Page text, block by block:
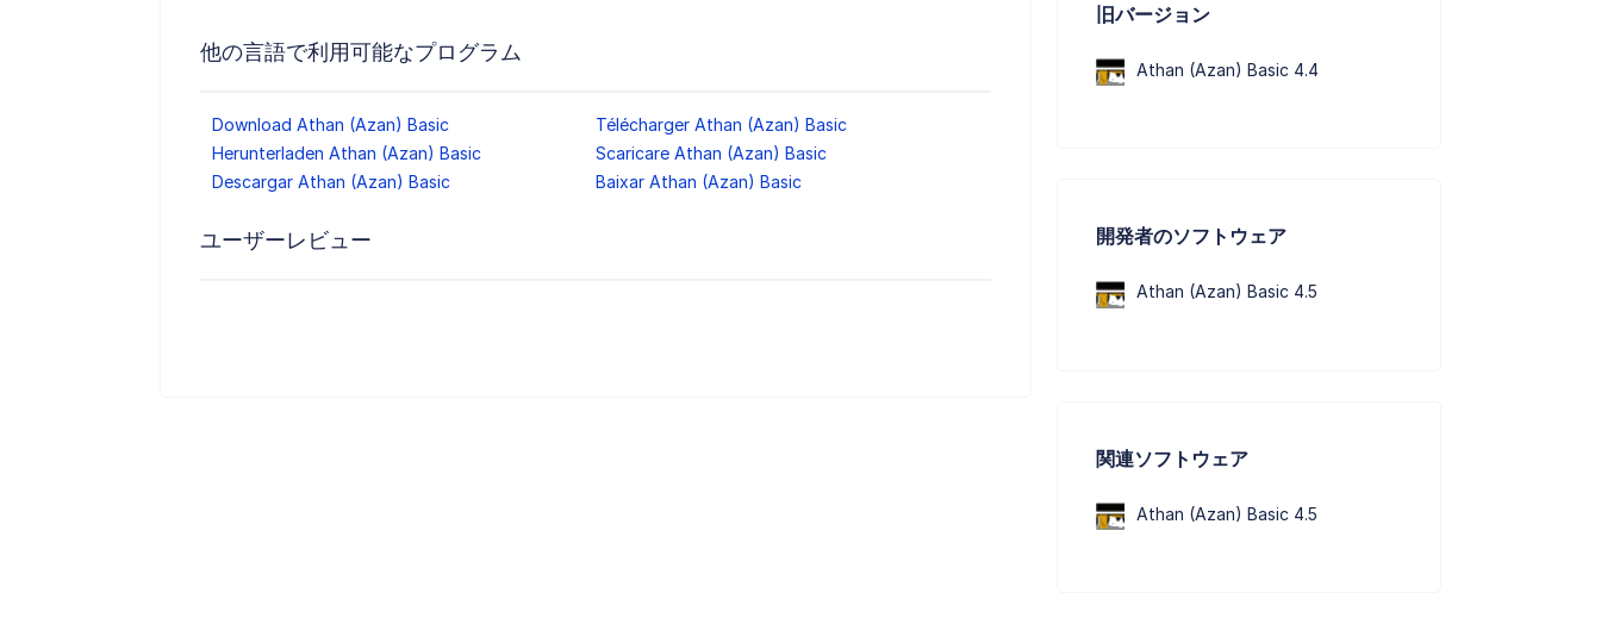
他の言語で利用可能なプログラム
Download Athan (Azan) Basic
Télécharger Athan (Azan) Basic
Herunterladen Athan (Azan) Basic
Scaricare Athan (Azan) Basic
Descargar Athan (Azan) Basic
Baixar Athan (Azan) Basic
ユーザーレビュー
旧バージョン
Athan (Azan) Basic 4.4
開発者のソフトウェア
Athan (Azan) Basic 4.5
関連ソフトウェア
Athan (Azan) Basic 4.5